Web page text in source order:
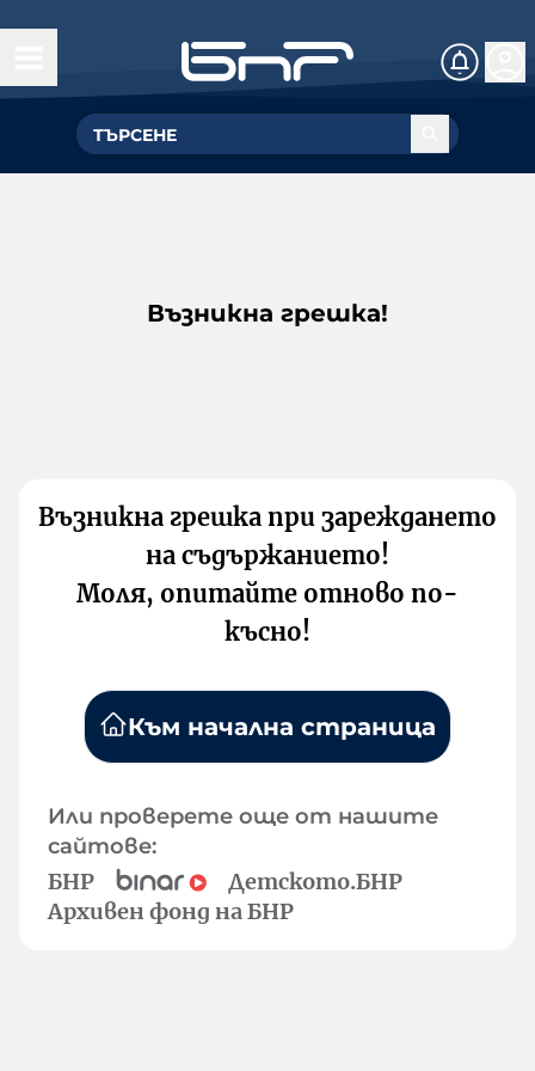
Възникна грешка!
Възникна грешка при зареждането
на съдържанието!
Моля, опитайте отново по-
късно!
Към начална страница
Или проверете още от нашите
сайтове:
БНР
Детското.БНР
Архивен фонд на БНР